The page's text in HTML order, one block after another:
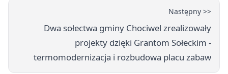
Następny >>
Dwa sołectwa gminy Chociwel zrealizowały
projekty dzięki Grantom Sołeckim -
termomodernizacja i rozbudowa placu zabaw